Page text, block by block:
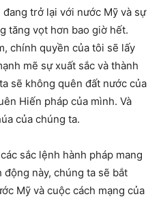
trở lại với nước Mỹ và sự
tăng vọt hơn bao giờ hết.
chính quyền của tôi sẽ lấy
mẽ sự xuất sắc và thành
sẽ không quên đất nước của
Hiến pháp của mình. Và
của chúng ta.
sắc lệnh hành pháp mang
này, chúng ta sẽ bắt
Mỹ và cuộc cách mạng của